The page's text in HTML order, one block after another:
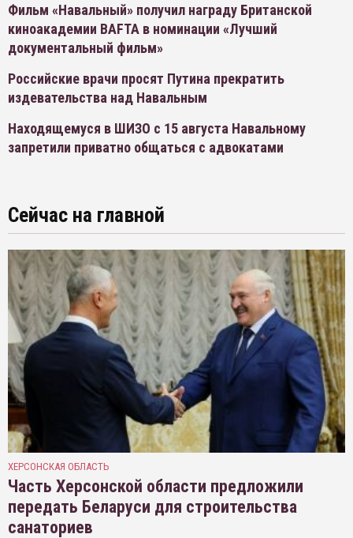
Фильм «Навальный» получил награду Британской
киноакадемии BAFTA в номинации «Лучший
документальный фильм»
Российские врачи просят Путина прекратить
издевательства над Навальным
Находящемуся в ШИЗО с 15 августа Навальному
запретили приватно общаться с адвокатами
Сейчас на главной
ХЕРСОНСКАЯ ОБЛАСТЬ
Часть Херсонской области предложили
передать Беларуси для строительства
санаториев